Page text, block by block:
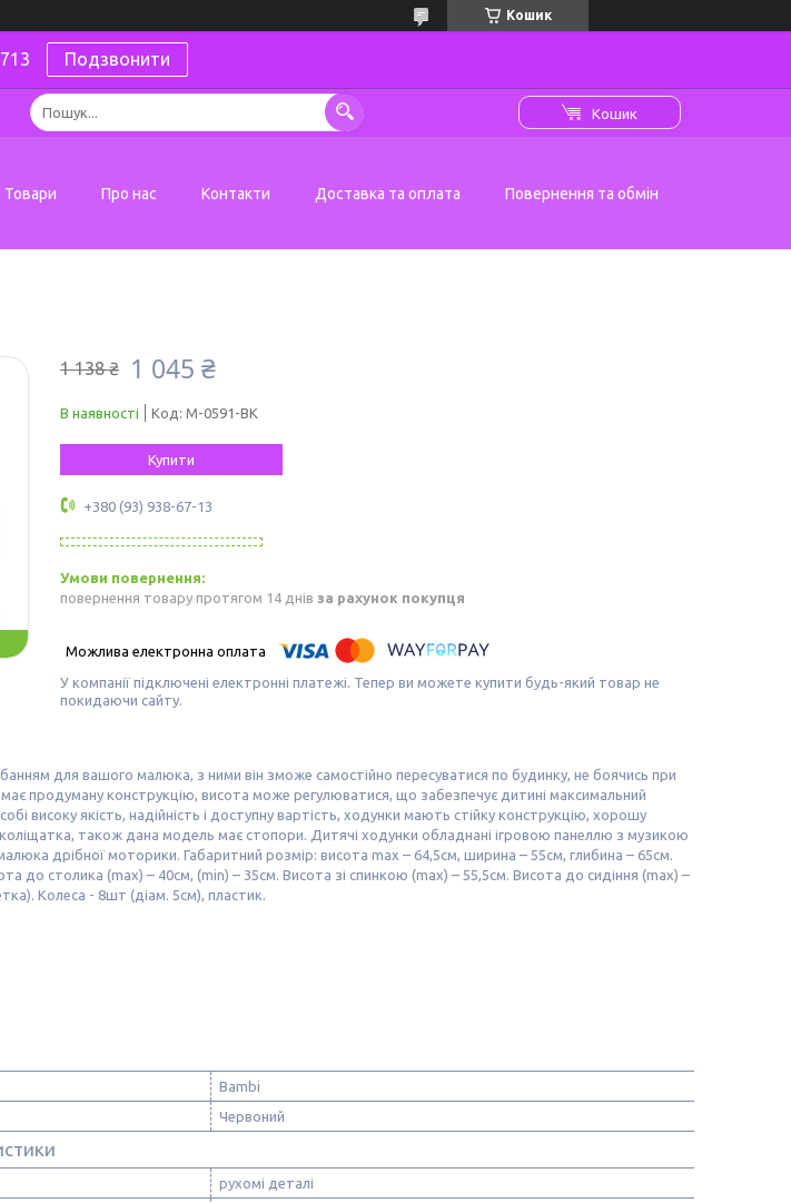
Кошик
Подзвонити
Кошик
Товари Про нас Контакти Доставка та оплата Повернення та обмін
1 138 ₴ 1 045 ₴
В наявності Код: M-0591-BK
Купити
+380 (93) 938-67-13
повернення товару протягом 14 днів за рахунок покупця
У компанії підключені електронні платежі. Тепер ви можете купити будь-який товар не
покидаючи сайту.
для вашого малюка, з ними він зможе самостійно пересуватися по будинку, не боячись при
продуману конструкцію, висота може регулюватися, що забезпечує дитині максимальний
високу якість, надійність і доступну вартість, ходунки мають стійку конструкцію, хорошу
також дана модель має стопори. Дитячі ходунки обладнані ігровою панеллю з музикою
дрібної моторики. Габаритний розмір: висота max – 64,5см, ширина – 55см, глибина – 65см.
до столика (max) – 40см, (min) – 35см. Висота зі спинкою (max) – 55,5см. Висота до сидіння (max) –
Колеса - 8шт (діам. 5см), пластик.
Bambi
Червоний
рухомі деталі